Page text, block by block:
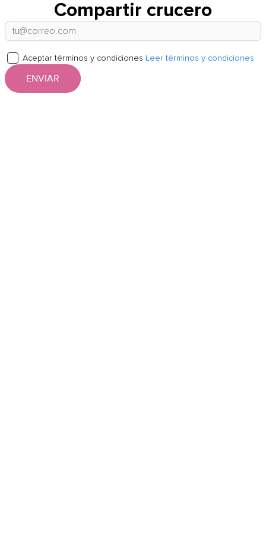
Compartir crucero
Aceptar términos y condiciones Leer términos y condiciones
ENVIAR